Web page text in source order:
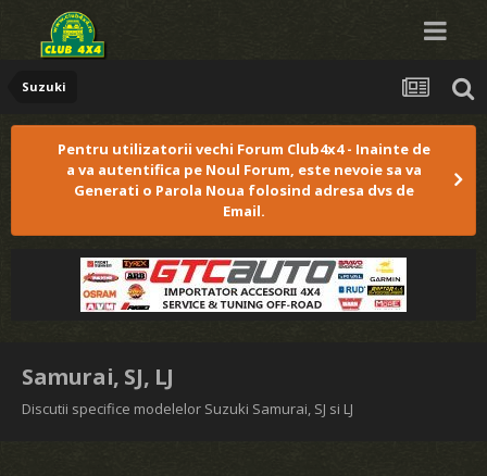
Suzuki
Pentru utilizatorii vechi Forum Club4x4 - Inainte de
a va autentifica pe Noul Forum, este nevoie sa va
Generati o Parola Noua folosind adresa dvs de
Email.
Samurai, SJ, LJ
Discutii specifice modelelor Suzuki Samurai, SJ si LJ